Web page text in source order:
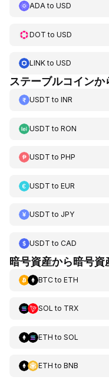
ADAto USD
DOT to USD
LINKto USD
ステーブルコインか
USDT to INR
USDT to RON
USDT to PHP
USDT to EUR
USDT to JPY
USDT to CAD
暗号資産から暗号資
BTCto ETH
SOL to TRX
ETH to SOL
ETH to BNB